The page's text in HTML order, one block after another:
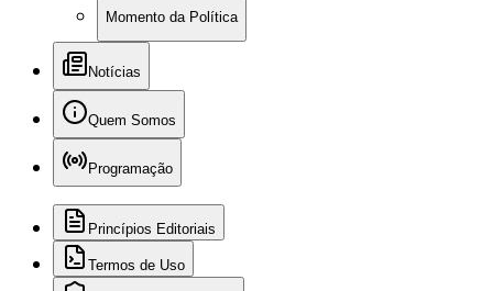
Momento da Política
Notícias
Quem Somos
Programação
Princípios Editoriais
Termos de Uso